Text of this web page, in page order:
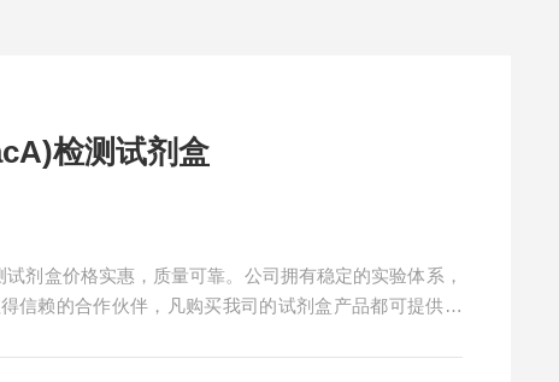
检测试剂盒
剂盒价格实惠，质量可靠。公司拥有稳定的实验体系，
信赖的合作伙伴，凡购买我司的试剂盒产品都可提供全